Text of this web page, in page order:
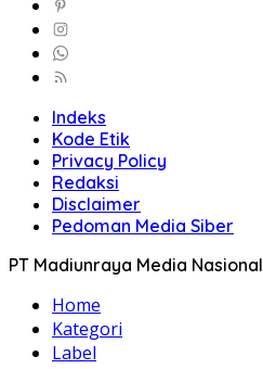
Indeks
Kode Etik
Privacy Policy
Redaksi
Disclaimer
Pedoman Media Siber
PT Madiunraya Media Nasional
Home
Kategori
Label